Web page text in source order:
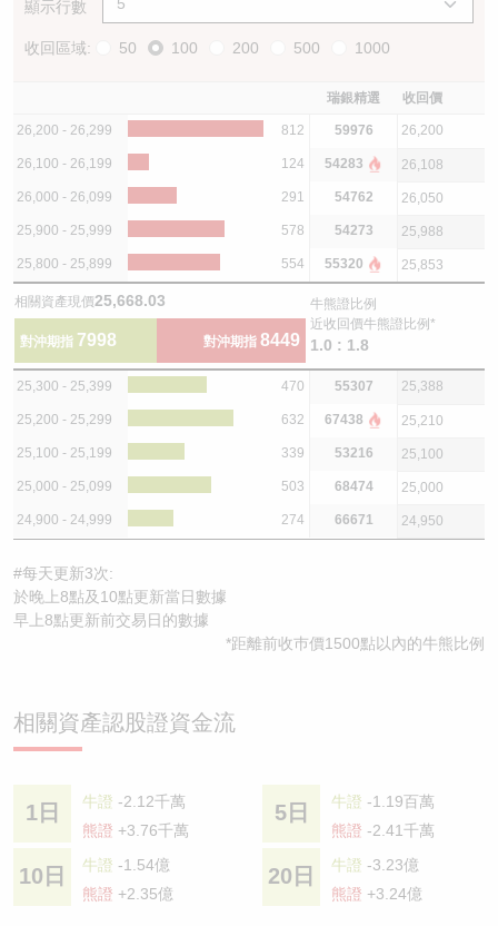
顯示行數
收回區域: 50 100 200 500 1000
瑞銀精選 收回價
26,200 - 26,299 812 59976 26,200
26,100 - 26,199 124 54283 26,108
26,000 - 26,099 291 54762 26,050
25,900 - 25,999 578 54273 25,988
25,800 - 25,899 554 55320 25,853
相關資產現價25,668.03
對沖期指 7998 對沖期指 8449
牛熊證比例
近收回價牛熊證比例*
1.0 : 1.8
25,300 - 25,399 470 55307 25,388
25,200 - 25,299 632 67438 25,210
25,100 - 25,199 339 53216 25,100
25,000 - 25,099 503 68474 25,000
24,900 - 24,999 274 66671 24,950
#每天更新3次:
於晚上8點及10點更新當日數據
早上8點更新前交易日的數據
*距離前收巿價1500點以內的牛熊比例
相關資產認股證資金流
1日 牛證 -2.12千萬
熊證 +3.76千萬
5日 牛證 -1.19百萬
熊證 -2.41千萬
10日 牛證 -1.54億
熊證 +2.35億
20日 牛證 -3.23億
熊證 +3.24億